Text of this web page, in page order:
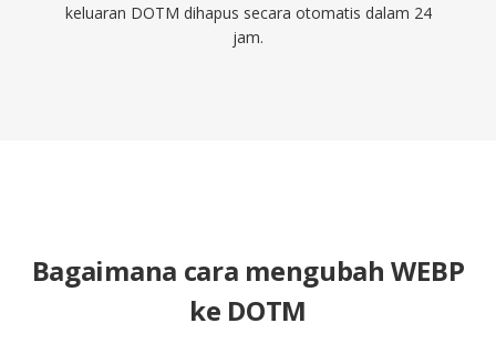
keluaran DOTM dihapus secara otomatis dalam 24
jam.
Bagaimana cara mengubah WEBP
ke DOTM